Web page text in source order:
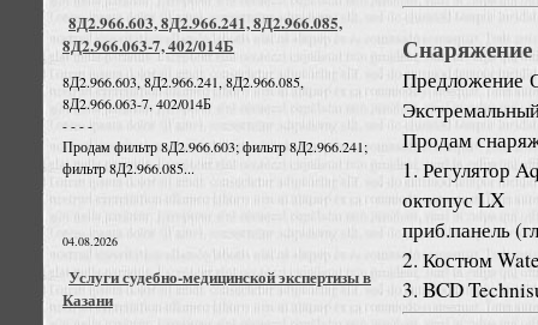
8Д2.966.603, 8Д2.966.241, 8Д2.966.085,
8Д2.966.063-7, 402/014Б
8Д2.966.603, 8Д2.966.241, 8Д2.966.085,
8Д2.966.063-7, 402/014Б
- - - -
Продам фильтр 8Д2.966.603; фильтр 8Д2.966.241;
фильтр 8Д2.966.085...
04.08.2026
Услуги судебно-медицинской экспертизы в
Казани
Снаряжение
Предложение
Продам
1. Регулятор
октопус LX
приб.панель
2. Костюм
3. BCD